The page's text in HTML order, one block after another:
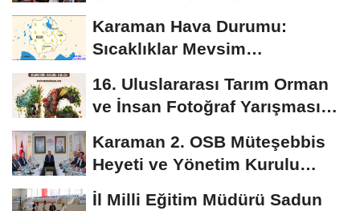
Karaman Hava Durumu:
Sıcaklıklar Mevsim
Seyredecek
16. Uluslararası Tarım Orman
ve İnsan Fotoğraf Yarışması
Karaman 2. OSB Müteşebbis
Heyeti ve Yönetim Kurulu
Toplantısı Gerçekleştirildi
İl Milli Eğitim Müdürü Sadun